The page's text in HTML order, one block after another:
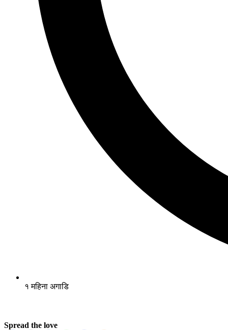
१ महिना अगाडि
Spread the love